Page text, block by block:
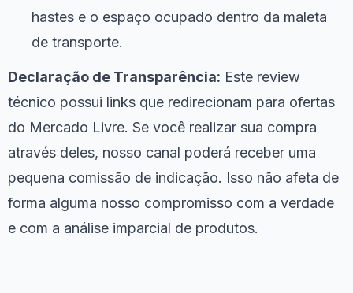
hastes e o espaço ocupado dentro da maleta
de transporte.
Declaração de Transparência: Este review
técnico possui links que redirecionam para ofertas
do Mercado Livre. Se você realizar sua compra
através deles, nosso canal poderá receber uma
pequena comissão de indicação. Isso não afeta de
forma alguma nosso compromisso com a verdade
e com a análise imparcial de produtos.